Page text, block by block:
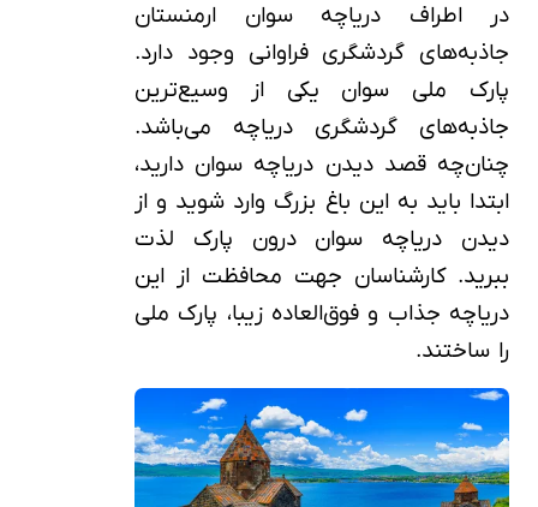
در اطراف دریاچه سوان ارمنستان
جاذبه‌های گردشگری فراوانی وجود دارد.
پارک ملی سوان یکی از وسیع‌ترین
جاذبه‌های گردشگری دریاچه می‌باشد.
چنان‌چه قصد دیدن دریاچه سوان دارید،
ابتدا باید به این باغ بزرگ وارد شوید و از
دیدن دریاچه سوان درون پارک لذت
ببرید. کارشناسان جهت محافظت از این
دریاچه جذاب و فوق‌العاده زیبا، پارک ملی
را ساختند.